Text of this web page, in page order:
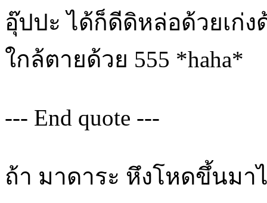
อุ๊ปปะ ได้ก็ดีดิหล่อด้วยเก่
ใกล้ตายด้วย 555 *haha*
--- End quote ---
ถ้า มาดาระ หึงโหดขึ้นม